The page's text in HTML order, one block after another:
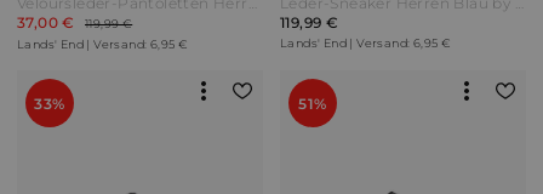
37,00 €
119,99 €
Lands' End | Versand: 6,95 €
119,99 €
Lands' End | Versand: 6,95 €
33% 51%